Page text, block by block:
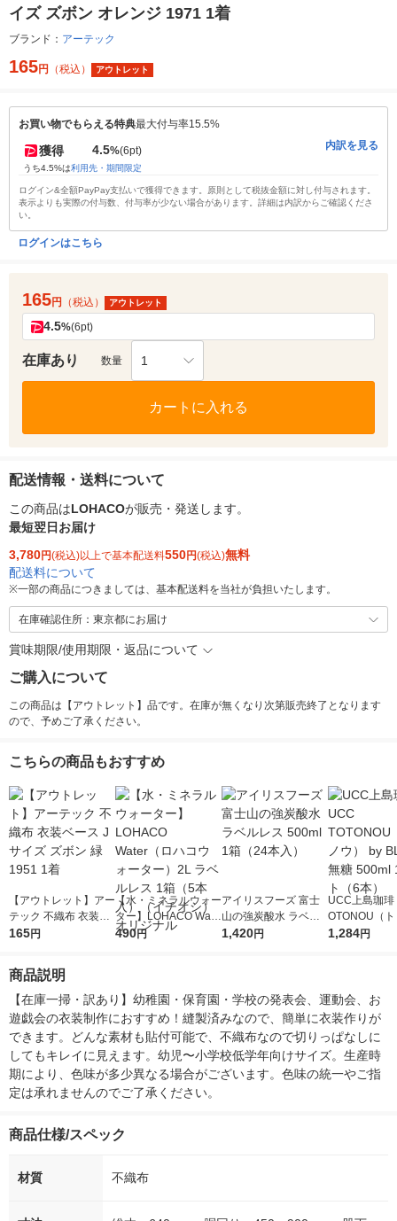
イズ ズボン オレンジ 1971 1着
ブランド： アーテック
165円 （税込） アウトレット
お買い物でもらえる特典最大付与率15.5%
獲得 4.5%(6pt)
うち4.5%は利用先・期間限定
内訳を見る
ログイン&全額PayPay支払いで獲得できます。原則として税抜金額に対し付与されます。
表示よりも実際の付与数、付与率が少ない場合があります。詳細は内訳からご確認くださ
い。
ログインはこちら
165円 （税込） アウトレット
4.5%(6pt)
在庫あり 数量 1
カートに入れる
配送情報・送料について
この商品はLOHACOが販売・発送します。
最短翌日お届け
3,780円(税込)以上で基本配送料550円(税込)無料
配送料について
※一部の商品につきましては、基本配送料を当社が負担いたします。
在庫確認住所：東京都にお届け
賞味期限/使用期限・返品について
ご購入について
この商品は【アウトレット】品です。在庫が無くなり次第販売終了となります
ので、予めご了承ください。
こちらの商品もおすすめ
【アウトレット】アー
テック 不織布 衣装ベ
ース Jサイズ ズボン
165円
【水・ミネラルウォー
ター】LOHACO Wate
r（ロハコウォータ
490円
アイリスフーズ 富士
山の強炭酸水 ラベル
レス 500ml 1箱（24
1,420円
UCC上島珈琲
OTONOU（
ウ） by
1,284円
商品説明
【在庫一掃・訳あり】幼稚園・保育園・学校の発表会、運動会、お
遊戯会の衣装制作におすすめ！縫製済みなので、簡単に衣装作りが
できます。どんな素材も貼付可能で、不織布なので切りっぱなしに
してもキレイに見えます。幼児〜小学校低学年向けサイズ。生産時
期により、色味が多少異なる場合がございます。色味の統一やご指
定は承れませんのでご了承ください。
商品仕様/スペック
材質 不織布